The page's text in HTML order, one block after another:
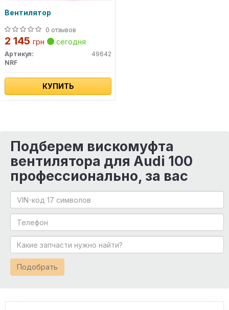
Вентилятор
0 отзывов
2 145 грн сегодня
Артикул:
49642
NRF
КУПИТЬ
Подберем вискомуфта
вентилятора для Audi 100
профессионально, за вас
Подобрать